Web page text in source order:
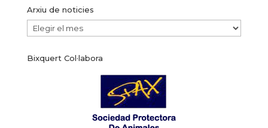
Arxiu de noticies
Arxiu
noticies
Bixquert Col·labora